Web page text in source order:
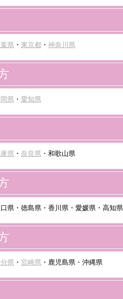
県 ・ 東京都 ・ 神奈川県
県 ・ 愛知県
県 ・ 奈良県 ・和歌山県
県・徳島県・香川県・愛媛県・高知県
県 ・ 宮崎県 ・鹿児島県・沖縄県